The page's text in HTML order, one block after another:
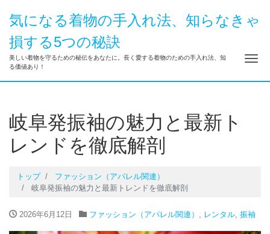
気になる着物の手入れ法、知らなきゃ
損する5つの秘訣
美しい着物を守るための秘伝をあなたに。長く愛する着物のための手入れ法、知
る価値あり！
ナ
岐阜発振袖の魅力と最新ト
レンドを徹底解剖
トップ
ファッション（アパレル関連）
岐阜発振袖の魅力と最新トレンドを徹底解剖
2026年6月12日 ファッション（アパレル関連） , レンタル, 振袖